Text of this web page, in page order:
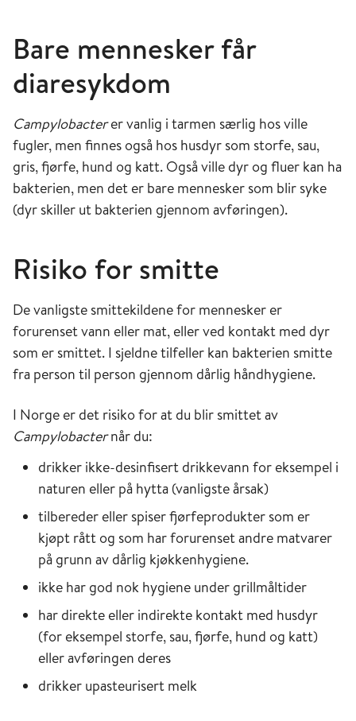
Bare mennesker får
diaresykdom
Campylobacterer vanlig i tarmen særlig hos ville
fugler, men finnes også hos husdyr som storfe, sau,
gris, fjørfe, hund og katt. Også ville dyr og fluer kan ha
bakterien, men det er bare mennesker som blir syke
(dyr skiller ut bakterien gjennom avføringen).
Risiko for smitte
De vanligste smittekildene for mennesker er
forurenset vann eller mat, eller ved kontakt med dyr
som er smittet. I sjeldne tilfeller kan bakterien smitte
fra person til person gjennom dårlig håndhygiene.
I Norge er det risiko for at du blir smittet av
Campylobacternår du:
drikker ikke-desinfisert drikkevann for eksempel i
naturen eller på hytta (vanligste årsak)
tilbereder eller spiser fjørfeprodukter som er
kjøpt rått og som har forurenset andre matvarer
på grunn av dårlig kjøkkenhygiene.
ikke har god nok hygiene under grillmåltider
har direkte eller indirekte kontakt med husdyr
(for eksempel storfe, sau, fjørfe, hund og katt)
eller avføringen deres
drikker upasteurisert melk